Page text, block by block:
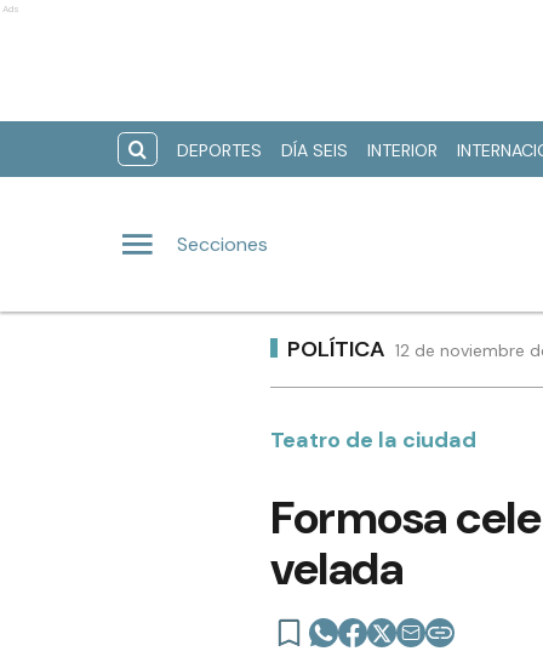
Ads
DEPORTES DÍA SEIS INTERIOR
Secciones
POLÍTICA 12 de noviembre
Teatro de la ciudad
Formosa
velada